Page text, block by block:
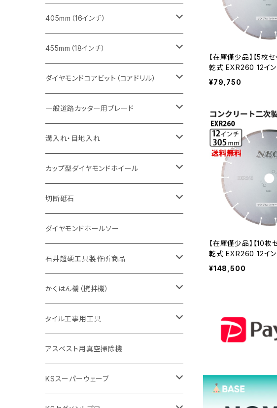
【在庫僅少品】【5枚セ
乾式 EXR260 12イン
次製品など exr260-
¥79,750
【在庫僅少品】【10枚
乾式 EXR260 12イン
次製品など exr260-
¥148,500
ヒューム管・U字溝切断用
FRP切断用
塩ビ管・キッチンパネル切断用
大理石
ヒューム管・U字溝切断用
鋳鉄管切断用
ヒューム管・U字溝切断用
インターロッキング切断用
鋳鉄管切断用
ヒューム管・U字溝切断用
レンガ切断用
インターロッキング切断用
鋳鉄管切断用
ヒューム管・U字溝切断用
レンガ切断用
インターロッキング切断用
一般道路カッター用
ヒューム管・U字溝切断用
アスファルト切断用
一般道路カッター用
セグメント
セグメント（特殊凹凸加工チップ
鉄筋コンクリート切断用
セグメントタイプ
コンクリート切断用
セグメント
セグメント（特殊凸凹加工チップ
ブロック切断用
セグメント
セグメント（特殊凸凹加工チップ
レンガ切断用
セグメント
セグメント（特殊凸凹加工チップ
インターロッキング切断用
セグメントタイプ
一般道路カッター用
鋳鉄管切断用
セグメントタイプ
埋設鋳鉄管工事対応タイプ
ヒューム管・U字溝切断用
セグメント
セグメント（特殊凸凹加工チップ
アスファルト切断用
一般道路カッター用
みかげ石（御影石）切断用
セグメント
セグメント（特殊凸凹加工チップ
鉄筋コンクリート切断用
セグメントタイプ
コンクリート切断用
セグメント
セグメント（特殊凸凹加工チップ
ブロック切断用
セグメント
セグメント（特殊凸凹加工チップ
レンガ切断用
セグメント
セグメント（特殊凸凹加工チップ
インターロッキング切断用
セグメントタイプ
一般道路カッター用
鋳鉄管切断用
セグメントタイプ
埋設鋳鉄管工事対応タイプ
ヒューム管・U字溝切断用
セグメントタイプ
セグメント（特殊凸凹加工チップ
アスファルト切断用
一般道路カッター用
405mm（16インチ）
みかげ石（御影石）切断用
セグメントタイプ
コンクリート切断用
セグメントタイプ
一般道路カッター用
鉄筋コンクリート切断用
セグメントタイプ
インターロッキング切断用
セグメントタイプ
一般道路カッター用
鋳鉄管切断用
セグメントタイプ
埋設鋳鉄管工事対応タイプ
ヒューム管・U字溝切断用
セグメントタイプ
アスファルト切断用
一般道路カッター用
455mm（18インチ）
道路コンクリート切断用
道路アスファルト切断用
ダイヤモンドコアビット（コアドリル）
Aロット
有効長 250mm
有効長 370mm
Ｃロット
有効長 250mm
M27
有効長 250mm
一般道路カッター用ブレード
道路（アスファルト用）
255mm（10インチ）
305mm（12インチ）
道路（コンクリート舗装面）
255mm（10インチ）
305mm（12インチ）
道路（アス・コン兼用）
305mm（12インチ）
355mm（14インチ）
溝入れ・目地入れ
V型チップ
ストレート型チップ
U型チップ
カップ型ダイヤモンドホイール
100mm（4インチ）
125mm（5インチ）
切断砥石
金属用
305mm（12インチ）
355mm（14インチ）
非金属用
305mm（12インチ）
355mm（14インチ）
ダイヤモンドホールソー
石井超硬工具製作所商品
押し切り（タイル切断機）
本体
替え刃
電動切断機
本体
ダイヤモンドホイール
ブリック＆ブロック用切断機
穴あけ用工具
かくはん機（撹拌機）
本体
低速回転
高速回転
付属品
撹拌羽根
撹拌軸
タイル工事用工具
手動工具
押し切り（手動切断機
押し切り替え刃（手動切断機替え刃
電動工具
アスベスト用真空掃除機
KSスーパーウェーブ